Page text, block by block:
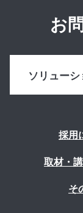
お
ソリュー
採用
取材・
そ